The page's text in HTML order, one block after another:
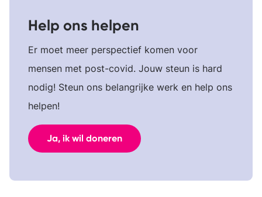
Help ons helpen
Er moet meer perspectief komen voor
mensen met post-covid. Jouw steun is hard
nodig! Steun ons belangrijke werk en help ons
helpen!
Ja, ik wil doneren